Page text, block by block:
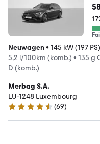
Neuwagen• 145 kW (197 PS)
5,2 l/100km (komb.) • 135 g
D (komb.)
Merbag S.A.
LU-1248 Luxembourg
4.4 Sterne
(69)